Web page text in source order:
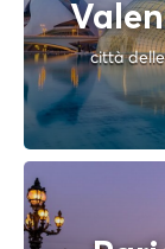
città